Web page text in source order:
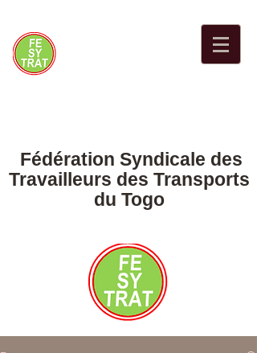
Fédération Syndicale des
Travailleurs des Transports
du Togo